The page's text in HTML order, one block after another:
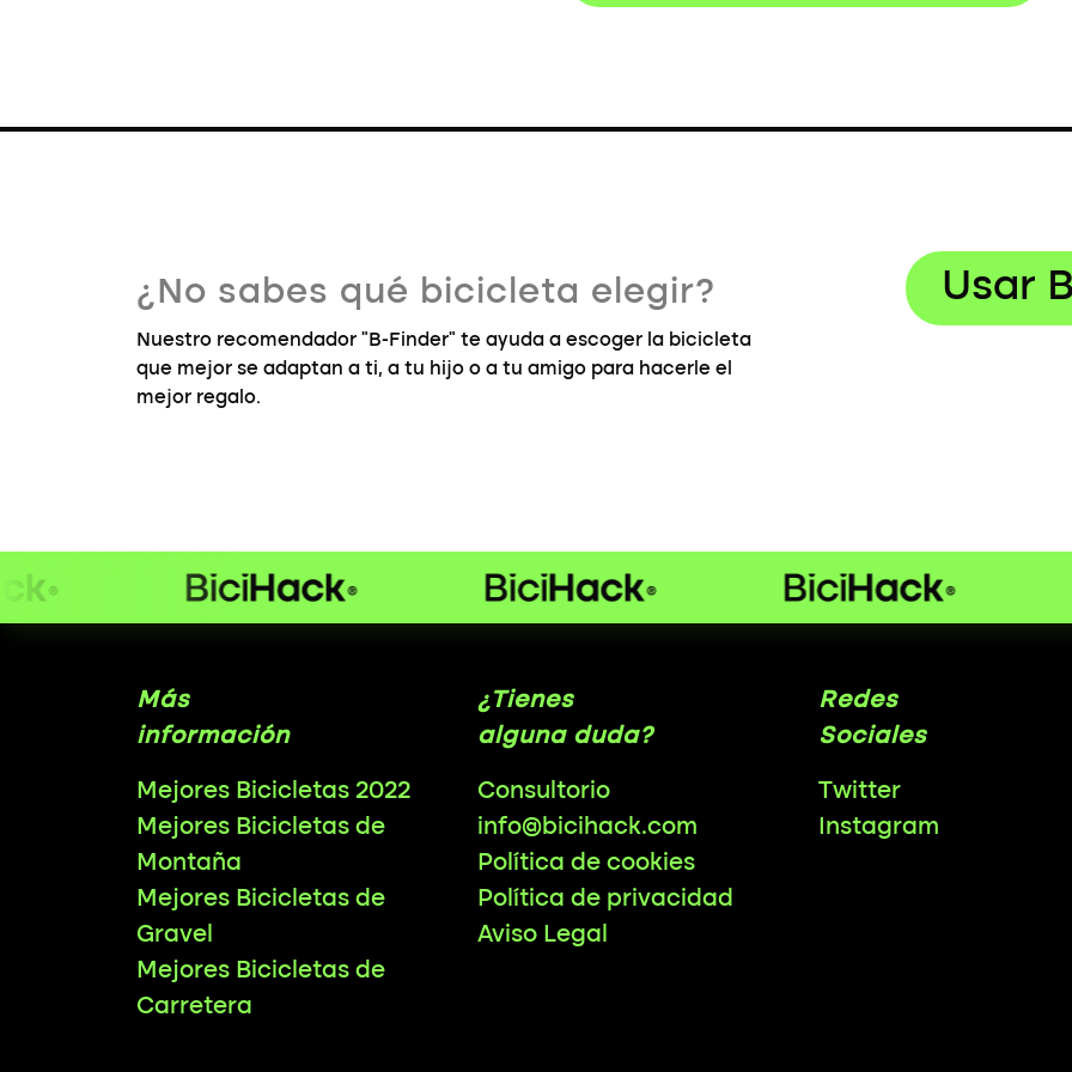
¿No sabes qué bicicleta elegir?
Nuestro recomendador "B-Finder" te ayuda a escoger la bicicleta
que mejor se adaptan a ti, a tu hijo o a tu amigo para hacerle el
mejor regalo.
Usar
Más
información
Mejores Bicicletas 2022
Mejores Bicicletas de
Montaña
Mejores Bicicletas de
Gravel
Mejores Bicicletas de
Carretera
¿Tienes
alguna duda?
Consultorio
info@bicihack.com
Política de cookies
Política de privacidad
Aviso Legal
Redes
Sociales
Twitter
Instagram